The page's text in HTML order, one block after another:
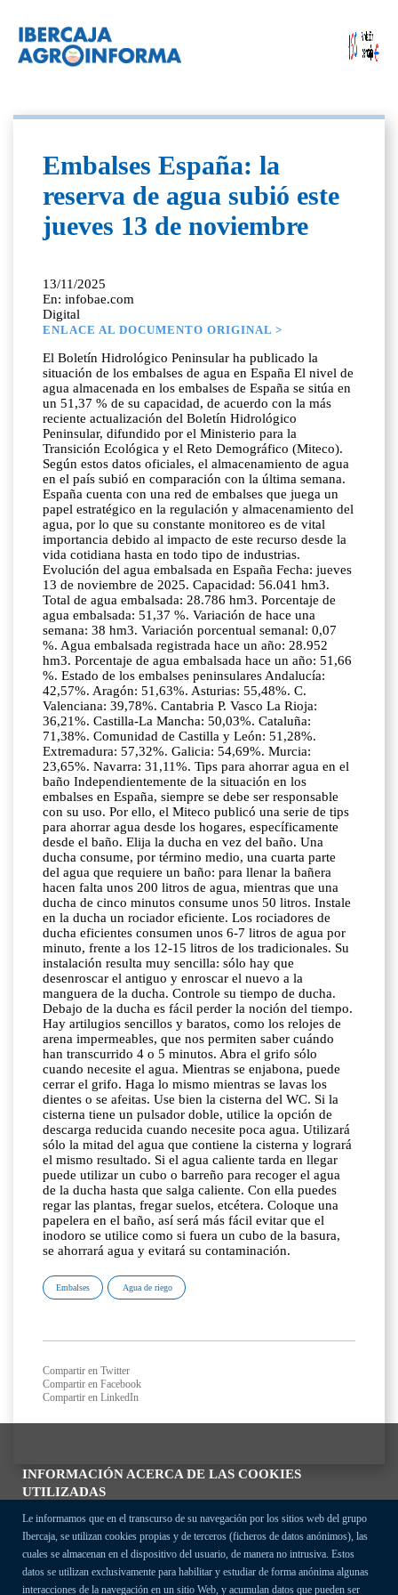
INFORMACIÓN ACERCA DE LAS COOKIES
UTILIZADAS
Le informamos que en el transcurso de su navegación por los sitios web del grupo
Ibercaja, se utilizan cookies propias y de terceros (ficheros de datos anónimos), las
cuales se almacenan en el dispositivo del usuario, de manera no intrusiva. Estos
datos se utilizan exclusivamente para habilitar y estudiar de forma anónima algunas
interacciones de la navegación en un sitio Web, y acumulan datos que pueden ser
Embalses España: la
reserva de agua subió este
jueves 13 de noviembre
13/11/2025
En: infobae.com
Digital
ENLACE AL DOCUMENTO ORIGINAL >
El Boletín Hidrológico Peninsular ha publicado la
situación de los embalses de agua en España El nivel de
agua almacenada en los embalses de España se sitúa en
un 51,37 % de su capacidad, de acuerdo con la más
reciente actualización del Boletín Hidrológico
Peninsular, difundido por el Ministerio para la
Transición Ecológica y el Reto Demográfico (Miteco).
Según estos datos oficiales, el almacenamiento de agua
en el país subió en comparación con la última semana.
España cuenta con una red de embalses que juega un
papel estratégico en la regulación y almacenamiento del
agua, por lo que su constante monitoreo es de vital
importancia debido al impacto de este recurso desde la
vida cotidiana hasta en todo tipo de industrias.
Evolución del agua embalsada en España Fecha: jueves
13 de noviembre de 2025. Capacidad: 56.041 hm3.
Total de agua embalsada: 28.786 hm3. Porcentaje de
agua embalsada: 51,37 %. Variación de hace una
semana: 38 hm3. Variación porcentual semanal: 0,07
%. Agua embalsada registrada hace un año: 28.952
hm3. Porcentaje de agua embalsada hace un año: 51,66
%. Estado de los embalses peninsulares Andalucía:
42,57%. Aragón: 51,63%. Asturias: 55,48%. C.
Valenciana: 39,78%. Cantabria P. Vasco La Rioja:
36,21%. Castilla-La Mancha: 50,03%. Cataluña:
71,38%. Comunidad de Castilla y León: 51,28%.
Extremadura: 57,32%. Galicia: 54,69%. Murcia:
23,65%. Navarra: 31,11%. Tips para ahorrar agua en el
baño Independientemente de la situación en los
embalses en España, siempre se debe ser responsable
con su uso. Por ello, el Miteco publicó una serie de tips
para ahorrar agua desde los hogares, específicamente
desde el baño. Elija la ducha en vez del baño. Una
ducha consume, por término medio, una cuarta parte
del agua que requiere un baño: para llenar la bañera
hacen falta unos 200 litros de agua, mientras que una
ducha de cinco minutos consume unos 50 litros. Instale
en la ducha un rociador eficiente. Los rociadores de
ducha eficientes consumen unos 6-7 litros de agua por
minuto, frente a los 12-15 litros de los tradicionales. Su
instalación resulta muy sencilla: sólo hay que
desenroscar el antiguo y enroscar el nuevo a la
manguera de la ducha. Controle su tiempo de ducha.
Debajo de la ducha es fácil perder la noción del tiempo.
Hay artilugios sencillos y baratos, como los relojes de
arena impermeables, que nos permiten saber cuándo
han transcurrido 4 o 5 minutos. Abra el grifo sólo
cuando necesite el agua. Mientras se enjabona, puede
cerrar el grifo. Haga lo mismo mientras se lavas los
dientes o se afeitas. Use bien la cisterna del WC. Si la
cisterna tiene un pulsador doble, utilice la opción de
descarga reducida cuando necesite poca agua. Utilizará
sólo la mitad del agua que contiene la cisterna y logrará
el mismo resultado. Si el agua caliente tarda en llegar
puede utilizar un cubo o barreño para recoger el agua
de la ducha hasta que salga caliente. Con ella puedes
regar las plantas, fregar suelos, etcétera. Coloque una
papelera en el baño, así será más fácil evitar que el
inodoro se utilice como si fuera un cubo de la basura,
se ahorrará agua y evitará su contaminación.
Embalses Agua de riego
Compartir en Twitter
Compartir en Facebook
Compartir en LinkedIn